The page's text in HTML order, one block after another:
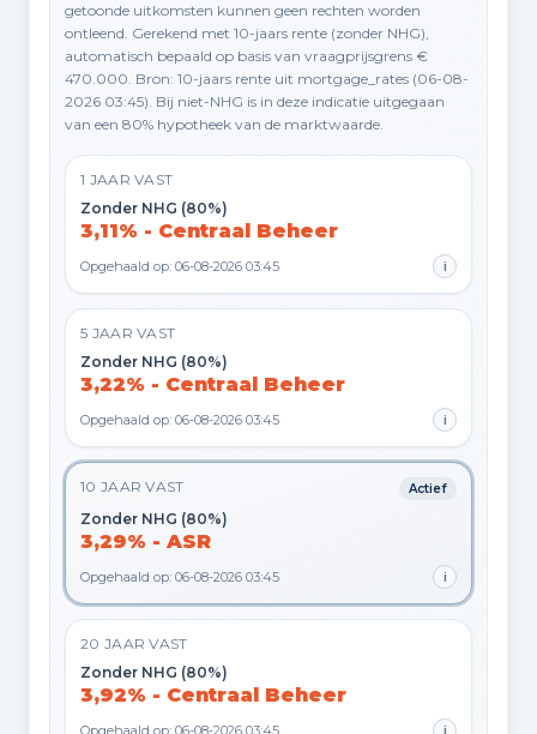
getoonde uitkomsten kunnen geen rechten worden
ontleend. Gerekend met 10-jaars rente (zonder NHG),
automatisch bepaald op basis van vraagprijsgrens €
470.000. Bron: 10-jaars rente uit mortgage_rates (06-08-
2026 03:45). Bij niet-NHG is in deze indicatie uitgegaan
van een 80% hypotheek van de marktwaarde.
1 JAAR VAST
Zonder NHG (80%)
3,11% - Centraal Beheer
Opgehaald op: 06-08-2026 03:45 i
5 JAAR VAST
Zonder NHG (80%)
3,22% - Centraal Beheer
Opgehaald op: 06-08-2026 03:45 i
10 JAAR VAST Actief
Zonder NHG (80%)
3,29% - ASR
Opgehaald op: 06-08-2026 03:45 i
20 JAAR VAST
Zonder NHG (80%)
3,92% - Centraal Beheer
Opgehaald op: 06-08-2026 03:45 i